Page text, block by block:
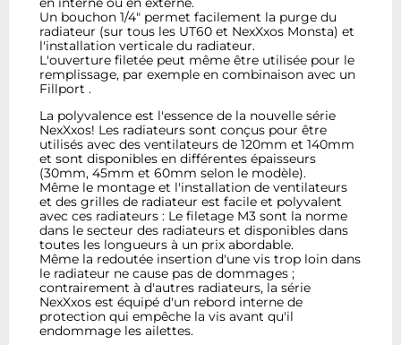
Un bouchon 1/4" permet facilement la purge du
radiateur (sur tous les UT60 et NexXxos Monsta) et
l'installation verticale du radiateur.
L'ouverture filetée peut même être utilisée pour le
remplissage, par exemple en combinaison avec un
Fillport .
La polyvalence est l'essence de la nouvelle série
NexXxos! Les radiateurs sont conçus pour être
utilisés avec des ventilateurs de 120mm et 140mm
et sont disponibles en différentes épaisseurs
(30mm, 45mm et 60mm selon le modèle).
Même le montage et l'installation de ventilateurs
et des grilles de radiateur est facile et polyvalent
avec ces radiateurs : Le filetage M3 sont la norme
dans le secteur des radiateurs et disponibles dans
toutes les longueurs à un prix abordable.
Même la redoutée insertion d'une vis trop loin dans
le radiateur ne cause pas de dommages ;
contrairement à d'autres radiateurs, la série
NexXxos est équipé d'un rebord interne de
protection qui empêche la vis avant qu'il
endommage les ailettes.